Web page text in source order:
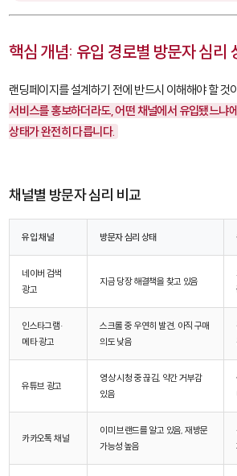
핵심 개념: 유입 경로별 방문자 심리
랜딩페이지를 설계하기 전에 반드시 이해해야 할 것
서비스를 홍보하더라도, 어떤 채널에서 유입됐느냐
상태가 완전히 다릅니다.
채널별 방문자 심리 비교
유입 채널 방문자 심리 상태
네이버 검색
광고
지금 당장 해결책을 찾고 있음
인스타그램·
메타 광고
스크롤 중 우연히 발견, 아직 구매
의도 낮음
유튜브 광고
영상 시청 중 끊김, 약간 거부감
있음
카카오톡 채널
이미 브랜드를 알고 있음, 재방문
가능성 높음